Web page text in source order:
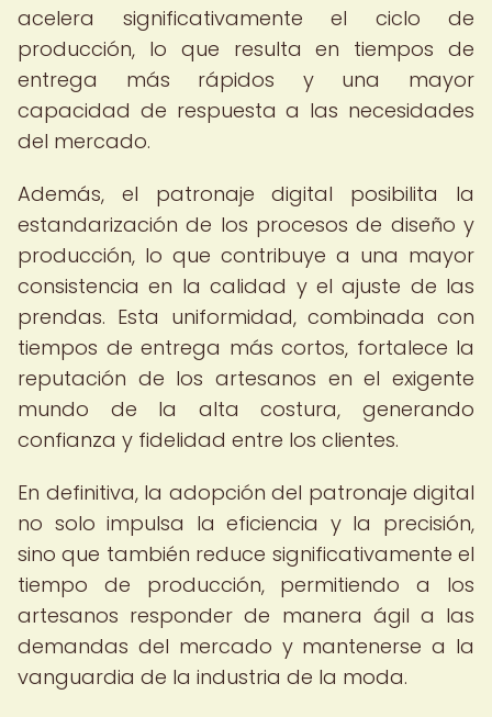
acelera significativamente el ciclo de
producción, lo que resulta en tiempos de
entrega más rápidos y una mayor
capacidad de respuesta a las necesidades
del mercado.
Además, el patronaje digital posibilita la
estandarización de los procesos de diseño y
producción, lo que contribuye a una mayor
consistencia en la calidad y el ajuste de las
prendas. Esta uniformidad, combinada con
tiempos de entrega más cortos, fortalece la
reputación de los artesanos en el exigente
mundo de la alta costura, generando
confianza y fidelidad entre los clientes.
En definitiva, la adopción del patronaje digital
no solo impulsa la eficiencia y la precisión,
sino que también reduce significativamente el
tiempo de producción, permitiendo a los
artesanos responder de manera ágil a las
demandas del mercado y mantenerse a la
vanguardia de la industria de la moda.